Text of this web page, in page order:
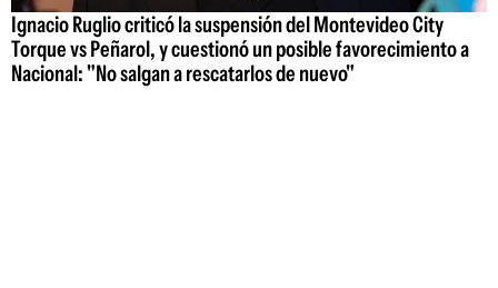
Ignacio Ruglio criticó la suspensión del Montevideo City
Torque vs Peñarol, y cuestionó un posible favorecimiento a
Nacional: "No salgan a rescatarlos de nuevo"